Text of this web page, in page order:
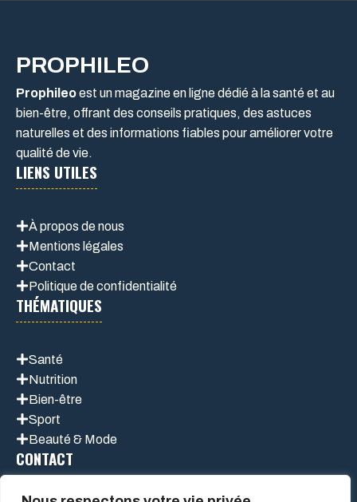
PROPHILEO
Prophileoest un magazine en ligne dédié à la santé et au
bien-être, offrant des conseils pratiques, des astuces
naturelles et des informations fiables pour améliorer votre
qualité de vie.
LIENS UTILES
À propos de nous
Mentions légales
Contact
Politique de confidentialité
THÉMATIQUES
Santé
Nutrition
Bien-être
Sport
Beauté & Mode
CONTACT